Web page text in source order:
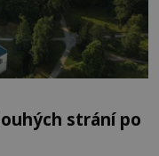
strání po